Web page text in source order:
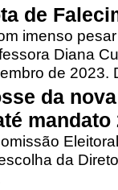
de
imenso
Diana
de 2023.
da
mandato
da